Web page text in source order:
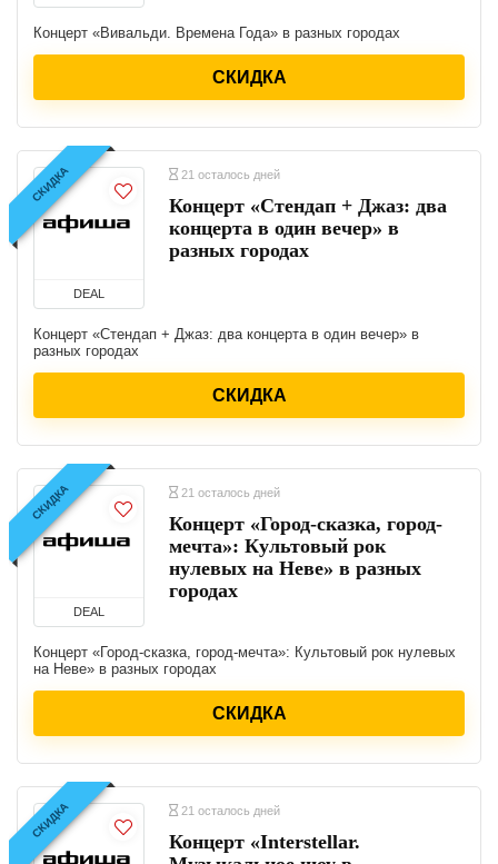
Концерт «Вивальди. Времена Года» в разных городах
СКИДКА
СКИДКА
DEAL
21 осталось дней
Концерт «Стендап + Джаз: два
концерта в один вечер» в
разных городах
Концерт «Стендап + Джаз: два концерта в один вечер» в
разных городах
СКИДКА
СКИДКА
DEAL
21 осталось дней
Концерт «Город-сказка, город-
мечта»: Культовый рок
нулевых на Неве» в разных
городах
Концерт «Город-сказка, город-мечта»: Культовый рок нулевых
на Неве» в разных городах
СКИДКА
СКИДКА 21 осталось дней
Концерт «Interstellar.